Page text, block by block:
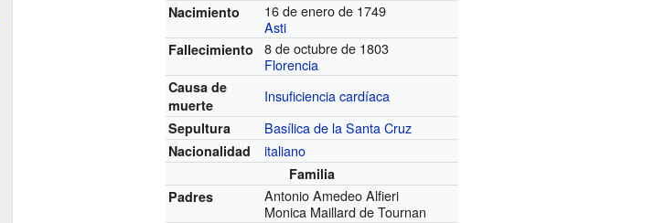
Nacimiento
16 de enero de 1749
Asti
Fallecimiento
8 de octubre de 1803
Florencia
Causa de
muerte
Insuficiencia cardíaca
Sepultura Basílica de la Santa Cruz
Nacionalidad italiano
Familia
Padres
Antonio Amedeo Alfieri
Monica Maillard de Tournan